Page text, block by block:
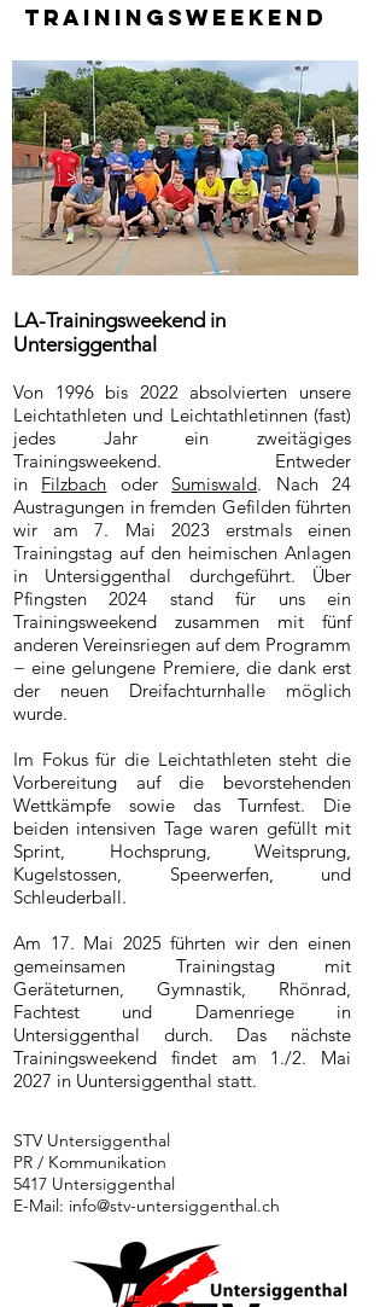
Trainingsweekend
LA-Trainingsweekend in
Untersiggenthal
Von 1996 bis 2022 absolvierten unsere
Leichtathleten und Leichtathletinnen (fast)
jedes Jahr ein zweitägiges
Trainingsweekend. Entweder
in Filzbach oder Sumiswald. Nach 24
Austragungen in fremden Gefilden führten
wir am 7. Mai 2023 erstmals einen
Trainingstag auf den heimischen Anlagen
in Untersiggenthal durchgeführt. Über
Pfingsten 2024 stand für uns ein
Trainingsweekend zusammen mit fünf
anderen Vereinsriegen auf dem Programm
− eine gelungene Premiere, die dank erst
der neuen Dreifachturnhalle möglich
wurde.
Im Fokus für die Leichtathleten steht die
Vorbereitung auf die bevorstehenden
Wettkämpfe sowie das Turnfest. Die
beiden intensiven Tage waren gefüllt mit
Sprint, Hochsprung, Weitsprung,
Kugelstossen, Speerwerfen, und
Schleuderball.
Am 17. Mai 2025 führten wir den einen
gemeinsamen Trainingstag mit
Geräteturnen, Gymnastik, Rhönrad,
Fachtest und Damenriege in
Untersiggenthal durch. Das nächste
Trainingsweekend findet am 1./2. Mai
2027 in Uuntersiggenthal statt.
STV Untersiggenthal
PR / Kommunikation
5417 Untersiggenthal
E-Mail: info@stv-untersiggenthal.ch